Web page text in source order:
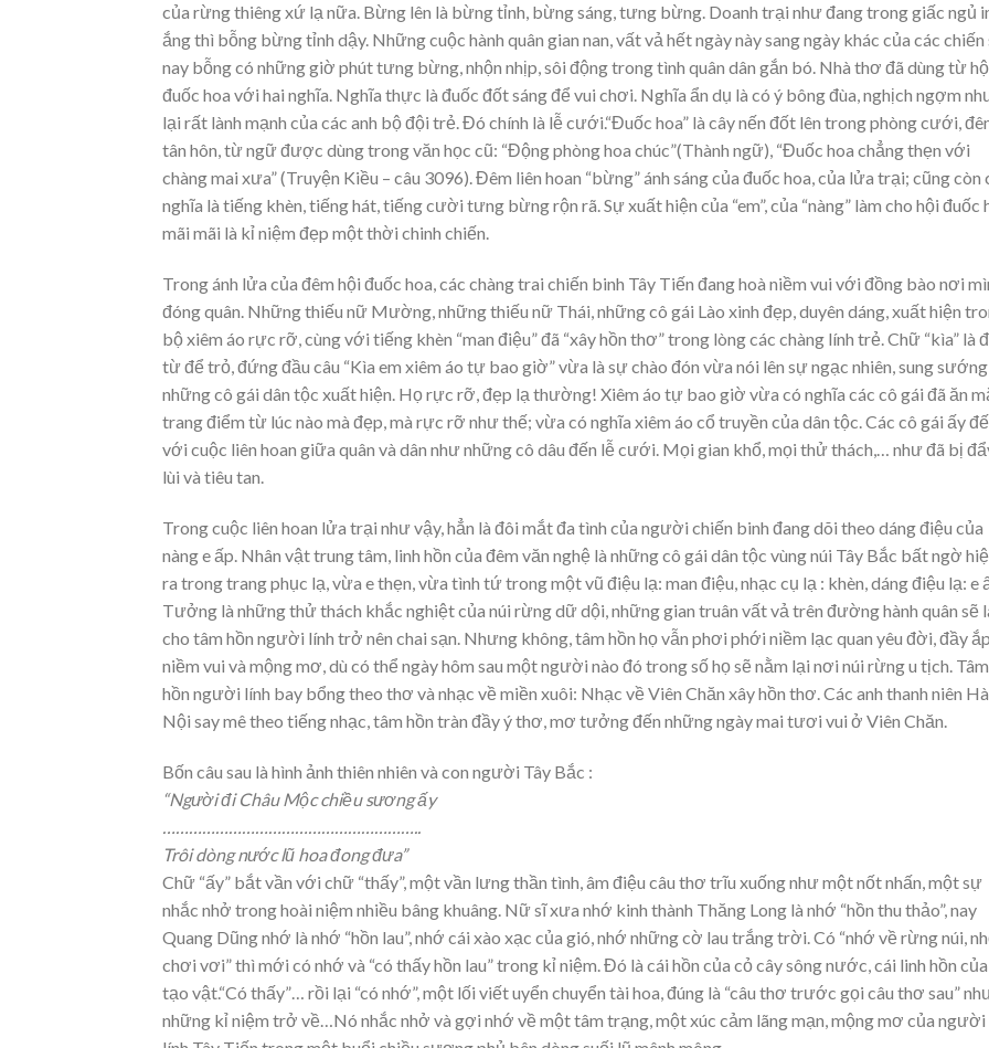
của rừng thiêng xứ lạ nữa. Bừng lên là bừng tỉnh, bừng sáng, tưng bừng. Doanh trại như đang trong giấc ngủ
ắng thì bỗng bừng tỉnh dậy. Những cuộc hành quân gian nan, vất vả hết ngày này sang ngày khác của các chiến
nay bỗng có những giờ phút tưng bừng, nhộn nhịp, sôi động trong tình quân dân gắn bó. Nhà thơ đã dùng từ
đuốc hoa với hai nghĩa. Nghĩa thực là đuốc đốt sáng để vui chơi. Nghĩa ẩn dụ là có ý bông đùa, nghịch ngợm
lại rất lành mạnh của các anh bộ đội trẻ. Đó chính là lễ cưới.“Đuốc hoa” là cây nến đốt lên trong phòng cưới,
tân hôn, từ ngữ được dùng trong văn học cũ: “Động phòng hoa chúc”(Thành ngữ), “Đuốc hoa chẳng thẹn với
chàng mai xưa” (Truyện Kiều – câu 3096). Đêm liên hoan “bừng” ánh sáng của đuốc hoa, của lửa trại; cũng còn
nghĩa là tiếng khèn, tiếng hát, tiếng cười tưng bừng rộn rã. Sự xuất hiện của “em”, của “nàng” làm cho hội đuốc
mãi mãi là kỉ niệm đẹp một thời chinh chiến.
Trong ánh lửa của đêm hội đuốc hoa, các chàng trai chiến binh Tây Tiến đang hoà niềm vui với đồng bào nơi
đóng quân. Những thiếu nữ Mường, những thiếu nữ Thái, những cô gái Lào xinh đẹp, duyên dáng, xuất hiện
bộ xiêm áo rực rỡ, cùng với tiếng khèn “man điệu” đã “xây hồn thơ” trong lòng các chàng lính trẻ. Chữ “kìa” là
từ để trỏ, đứng đầu câu “Kìa em xiêm áo tự bao giờ” vừa là sự chào đón vừa nói lên sự ngạc nhiên, sung
những cô gái dân tộc xuất hiện. Họ rực rỡ, đẹp lạ thường! Xiêm áo tự bao giờ vừa có nghĩa các cô gái đã ăn
trang điểm từ lúc nào mà đẹp, mà rực rỡ như thế; vừa có nghĩa xiêm áo cổ truyền của dân tộc. Các cô gái ấy
với cuộc liên hoan giữa quân và dân như những cô dâu đến lễ cưới. Mọi gian khổ, mọi thử thách,… như đã bị
lùi và tiêu tan.
Trong cuộc liên hoan lửa trại như vậy, hẳn là đôi mắt đa tình của người chiến binh đang dõi theo dáng điệu của
nàng e ấp. Nhân vật trung tâm, linh hồn của đêm văn nghệ là những cô gái dân tộc vùng núi Tây Bắc bất ngờ
ra trong trang phục lạ, vừa e thẹn, vừa tình tứ trong một vũ điệu lạ: man điệu, nhạc cụ lạ : khèn, dáng điệu lạ: e
Tưởng là những thử thách khắc nghiệt của núi rừng dữ dội, những gian truân vất vả trên đường hành quân sẽ
cho tâm hồn người lính trở nên chai sạn. Nhưng không, tâm hồn họ vẫn phơi phới niềm lạc quan yêu đời, đầy ắp
niềm vui và mộng mơ, dù có thể ngày hôm sau một người nào đó trong số họ sẽ nằm lại nơi núi rừng u tịch. Tâm
hồn người lính bay bổng theo thơ và nhạc về miền xuôi: Nhạc về Viên Chăn xây hồn thơ. Các anh thanh niên Hà
Nội say mê theo tiếng nhạc, tâm hồn tràn đầy ý thơ, mơ tưởng đến những ngày mai tươi vui ở Viên Chăn.
Bốn câu sau là hình ảnh thiên nhiên và con người Tây Bắc :
“Người đi Châu Mộc chiều sương ấy
Trôi dòng nước lũ hoa đong đưa”
Chữ “ấy” bắt vần với chữ “thấy”, một vần lưng thần tình, âm điệu câu thơ trĩu xuống như một nốt nhấn, một sự
nhắc nhở trong hoài niệm nhiều bâng khuâng. Nữ sĩ xưa nhớ kinh thành Thăng Long là nhớ “hồn thu thảo”, nay
Quang Dũng nhớ là nhớ “hồn lau”, nhớ cái xào xạc của gió, nhớ những cờ lau trắng trời. Có “nhớ về rừng núi,
chơi vơi” thì mới có nhớ và “có thấy hồn lau” trong kỉ niệm. Đó là cái hồn của cỏ cây sông nước, cái linh hồn của
tạo vật.“Có thấy”… rồi lại “có nhớ”, một lối viết uyển chuyển tài hoa, đúng là “câu thơ trước gọi câu thơ sau”
những kỉ niệm trở về…Nó nhắc nhở và gợi nhớ về một tâm trạng, một xúc cảm lãng mạn, mộng mơ của người